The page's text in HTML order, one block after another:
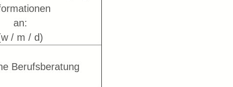
an:
/ m / d)
Berufsberatung